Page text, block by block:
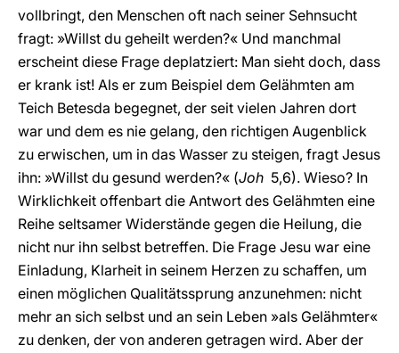
vollbringt, den Menschen oft nach seiner Sehnsucht
fragt: »Willst du geheilt werden?« Und manchmal
erscheint diese Frage deplatziert: Man sieht doch, dass
er krank ist! Als er zum Beispiel dem Gelähmten am
Teich Betesda begegnet, der seit vielen Jahren dort
war und dem es nie gelang, den richtigen Augenblick
zu erwischen, um in das Wasser zu steigen, fragt Jesus
ihn: »Willst du gesund werden?« (Joh 5,6). Wieso? In
Wirklichkeit offenbart die Antwort des Gelähmten eine
Reihe seltsamer Widerstände gegen die Heilung, die
nicht nur ihn selbst betreffen. Die Frage Jesu war eine
Einladung, Klarheit in seinem Herzen zu schaffen, um
einen möglichen Qualitätssprung anzunehmen: nicht
mehr an sich selbst und an sein Leben »als Gelähmter«
zu denken, der von anderen getragen wird. Aber der